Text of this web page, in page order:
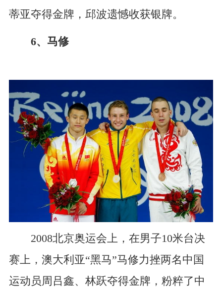
蒂亚夺得金牌，邱波遗憾收获银牌。
6、马修
2008北京奥运会上，在男子10米台决
赛上，澳大利亚“黑马”马修力挫两名中国
运动员周吕鑫、林跃夺得金牌，粉粹了中